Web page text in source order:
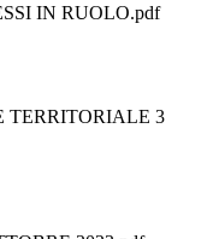
IN RUOLO.pdf
TERRITORIALE 3